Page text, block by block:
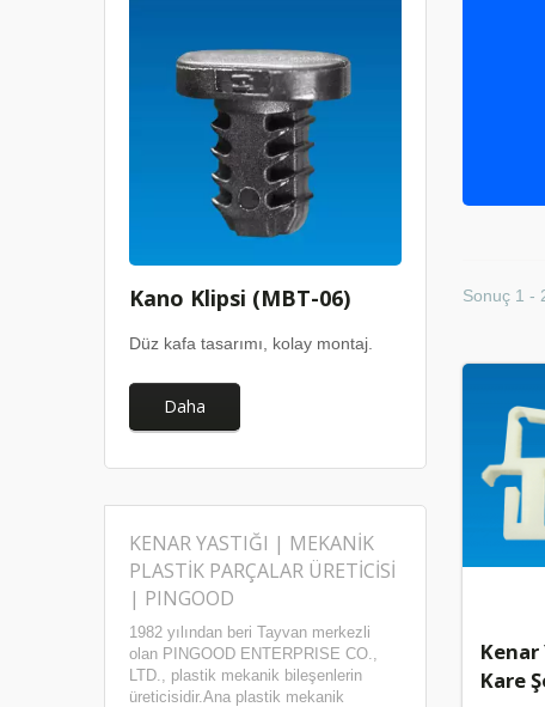
Kano Klipsi (MBT-06)
Düz kafa tasarımı, kolay montaj.
Daha
KENAR YASTIĞI | MEKANIK
PLASTIK PARÇALAR ÜRETICISI
| PINGOOD
1982 yılından beri Tayvan merkezli
olan PINGOOD ENTERPRISE CO.,
LTD., plastik mekanik bileşenlerin
üreticisidir.Ana plastik mekanik
Sonuç 1 -
Kenar
Kare